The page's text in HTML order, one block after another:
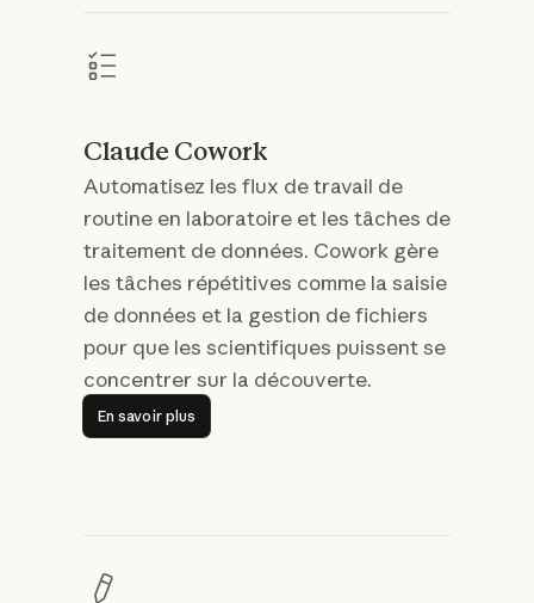
Claude Cowork
Automatisez les flux de travail de
routine en laboratoire et les tâches de
traitement de données. Cowork gère
les tâches répétitives comme la saisie
de données et la gestion de fichiers
pour que les scientifiques puissent se
concentrer sur la découverte.
En savoir plus
En savoir plus